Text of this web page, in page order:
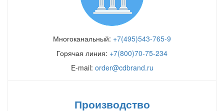
Многоканальный: +7(495)543-765-9
Горячая линия: +7(800)70-75-234
E-mail: order@cdbrand.ru
Производство